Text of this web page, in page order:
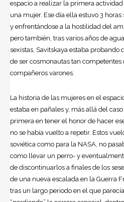
espacio a realizar la primera
una mujer. Ese día ella estuvo 3
y enfrentándose a la hostilidad del
pero también, tras varios años de
sexistas, Savitskaya estaba probando
de ser cosmonautas tan
compañeros varones.
La historia de las mujeres en el
estaba en pañales y, más allá del
primera en tener el honor de hacer
no se había vuelto a repetir. Estos
soviética como para la NASA, no
como llevar un perro- y
de discontinuarlos a finales de los
de una nueva escalada en la Guerra
tras un largo periodo en el que